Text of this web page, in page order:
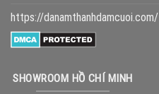
https://danamthanhdamcuoi.com/
SHOWROOM HỒ CHÍ MINH